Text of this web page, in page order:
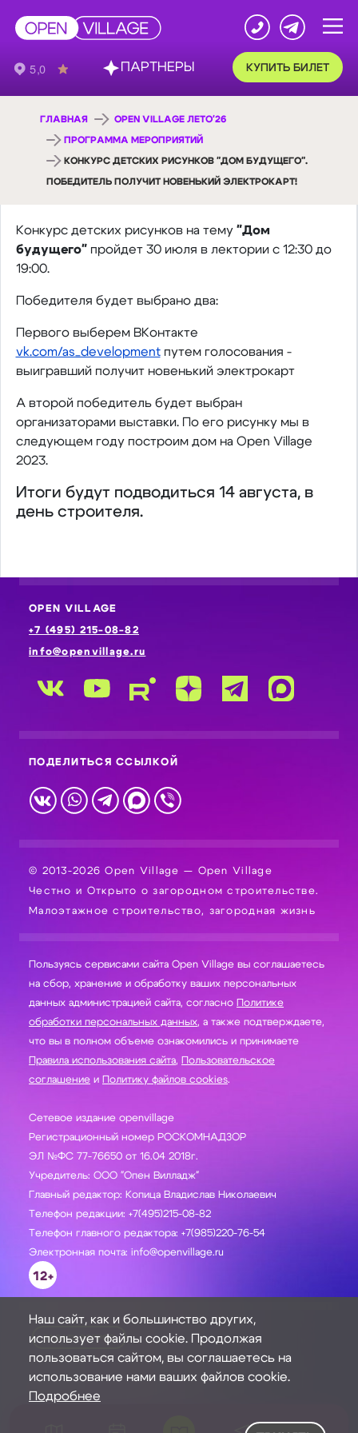
КУПИТЬ БИЛЕТ
ГЛАВНАЯ OPEN VILLAGE ЛЕТО'26
ПРОГРАММА МЕРОПРИЯТИЙ
КОНКУРС ДЕТСКИХ РИСУНКОВ "ДОМ БУДУЩЕГО".
ПОБЕДИТЕЛЬ ПОЛУЧИТ НОВЕНЬКИЙ ЭЛЕКТРОКАРТ!
Конкурс детских рисунков на тему "Дом
будущего"пройдет 30 июля в лектории с 12:30 до
19:00.
Победителя будет выбрано два:
Первого выберем ВКонтакте
vk.com/as_developmentпутем голосования -
выигравший получит новенький электрокарт
А второй победитель будет выбран
организаторами выставки. По его рисунку мы в
следующем году построим дом на Open Village
2023.
Итоги будут подводиться 14 августа, в
день строителя.
OPEN VILLAGE
+7 (495) 215-08-82
info@openvillage.ru
ПОДЕЛИТЬСЯ ССЫЛКОЙ
© 2013-2026 Open Village — Open Village
Честно и Открыто о загородном строительстве.
Малоэтажное строительство, загородная жизнь
Пользуясь сервисами сайта Open Village вы соглашаетесь
на сбор, хранение и обработку ваших персональных
данных администрацией сайта, согласно Политике
обработки персональных данных, а также подтверждаете,
что вы в полном объеме ознакомились и принимаете
Правила использования сайта, Пользовательское
соглашение и Политику файлов cookies.
Сетевое издание openvillage
Регистрационный номер РОСКОМНАДЗОР
ЭЛ №ФС 77-76650 от 16.04 2018г.
Учредитель: ООО "Опен Вилладж"
Главный редактор: Копица Владислав Николаевич
Телефон редакции: +7(495)215-08-82
Телефон главного редактора: +7(985)220-76-54
Электронная почта: info@openvillage.ru
12+
ЗАДАТЬ ВОПРОС
Наш сайт, как и большинство других,
использует файлы cookie. Продолжая
пользоваться сайтом, вы соглашаетесь на
использование нами ваших файлов cookie.
Подробнее